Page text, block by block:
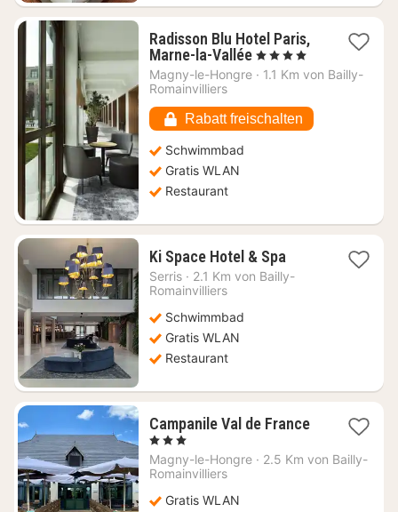
Radisson Blu Hotel Paris,
Marne-la-Vallée1
Nacht
€
, 4 Sterne
Magny-le-Hongre · 1.1 Km von Bailly-
Romainvilliers
Rabatt freischalten
Schwimmbad
Gratis WLAN
Restaurant
Ki Space Hotel & Spa1
Nacht
ab
Serris · 2.1 Km von Bailly-
Romainvilliers
Schwimmbad
Gratis WLAN
Restaurant
Campanile Val de France1
ab
, 3 Sterne
Magny-le-Hongre · 2.5 Km von Bailly-
Romainvilliers
Gratis WLAN